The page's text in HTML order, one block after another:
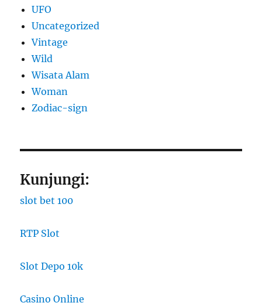
UFO
Uncategorized
Vintage
Wild
Wisata Alam
Woman
Zodiac-sign
Kunjungi:
slot bet 100
RTP Slot
Slot Depo 10k
Casino Online